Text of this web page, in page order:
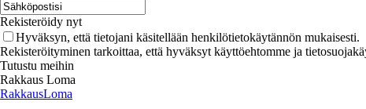
Rekisteröidy nyt
Hyväksyn, että tietojani käsitellään henkilötietokäytännön mukaisesti.
Rekisteröityminen tarkoittaa, että hyväksyt käyttöehtomme ja
Tutustu meihin
Rakkaus Loma
RakkausLoma